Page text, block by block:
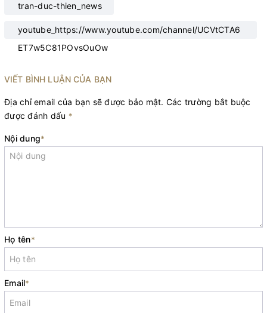
tran-duc-thien_news
youtube_https://www.youtube.com/channel/UCVtCTA6
ET7w5C81POvsOuOw
VIẾT BÌNH LUẬN CỦA BẠN
Địa chỉ email của bạn sẽ được bảo mật. Các trường bắt buộc
được đánh dấu *
Nội dung*
Họ tên*
Email*